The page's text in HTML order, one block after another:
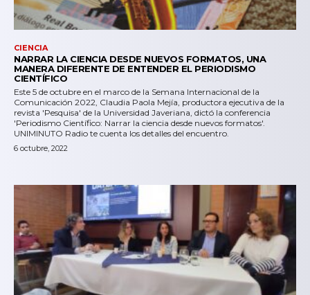
CIENCIA
NARRAR LA CIENCIA DESDE NUEVOS FORMATOS, UNA
MANERA DIFERENTE DE ENTENDER EL PERIODISMO
CIENTÍFICO
Este 5 de octubre en el marco de la Semana Internacional de la
Comunicación 2022, Claudia Paola Mejía, productora ejecutiva de la
revista 'Pesquisa' de la Universidad Javeriana, dictó la conferencia
'Periodismo Científico: Narrar la ciencia desde nuevos formatos'.
UNIMINUTO Radio te cuenta los detalles del encuentro.
6 octubre, 2022